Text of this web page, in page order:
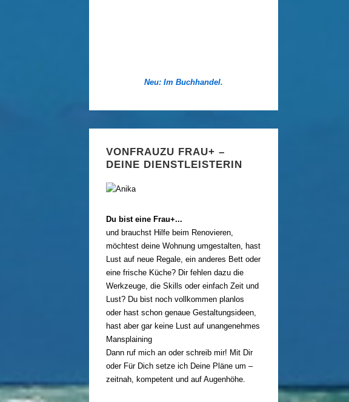
Neu: Im Buchhandel.
VONFRAUZU FRAU+ –
DEINE DIENSTLEISTERIN
Du bist eine Frau+...
und brauchst Hilfe beim Renovieren,
möchtest deine Wohnung umgestalten, hast
Lust auf neue Regale, ein anderes Bett oder
eine frische Küche? Dir fehlen dazu die
Werkzeuge, die Skills oder einfach Zeit und
Lust? Du bist noch vollkommen planlos
oder hast schon genaue Gestaltungsideen,
hast aber gar keine Lust auf unangenehmes
Mansplaining
Dann ruf mich an oder schreib mir! Mit Dir
oder Für Dich setze ich Deine Pläne um –
zeitnah, kompetent und auf Augenhöhe.